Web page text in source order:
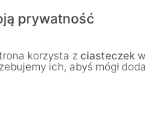
urlopowe i
składniki
i
akordów, prowizji,
analizator wypłat;
prywatność
korzysta z ciasteczek
ich, abyś mógł